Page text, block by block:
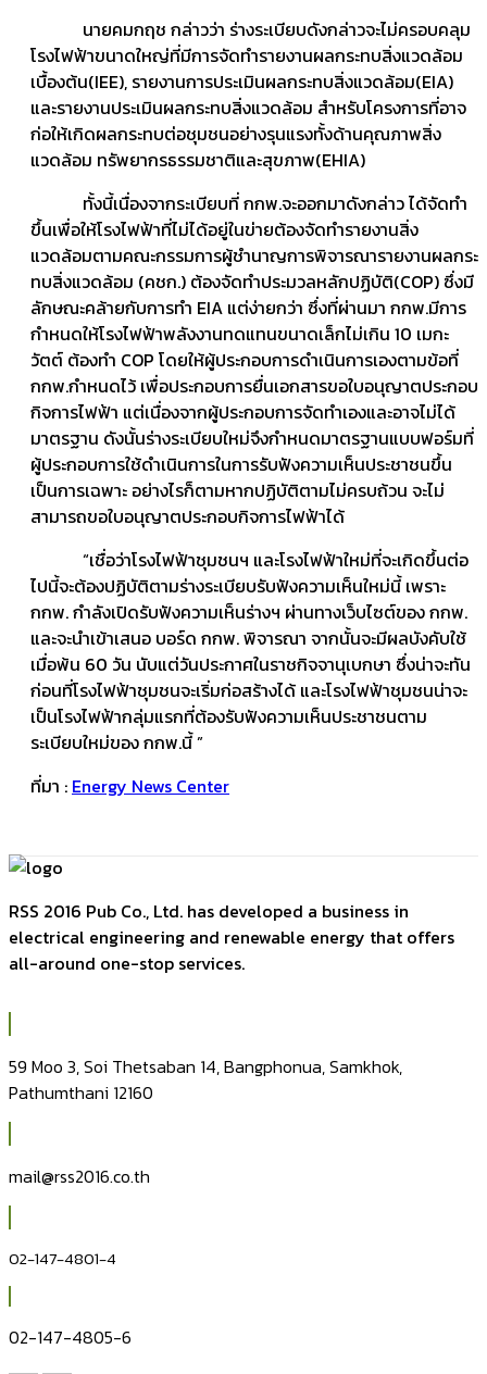
นายคมกฤช กล่าวว่า ร่างระเบียบดังกล่าวจะไม่ครอบคลุม
โรงไฟฟ้าขนาดใหญ่ที่มีการจัดทำรายงานผลกระทบสิ่งแวดล้อม
เบื้องต้น(IEE), รายงานการประเมินผลกระทบสิ่งแวดล้อม(EIA)
และรายงานประเมินผลกระทบสิ่งแวดล้อม สำหรับโครงการที่อาจ
ก่อให้เกิดผลกระทบต่อชุมชนอย่างรุนแรงทั้งด้านคุณภาพสิ่ง
แวดล้อม ทรัพยากรธรรมชาติและสุขภาพ(EHIA)
ทั้งนี้เนื่องจากระเบียบที่ กกพ.จะออกมาดังกล่าว ได้จัดทำ
ขึ้นเพื่อให้โรงไฟฟ้าที่ไม่ได้อยู่ในข่ายต้องจัดทำรายงานสิ่ง
แวดล้อมตามคณะกรรมการผู้ชำนาญการพิจารณารายงานผลกระ
ทบสิ่งแวดล้อม (คชก.) ต้องจัดทำประมวลหลักปฏิบัติ(COP) ซึ่งมี
ลักษณะคล้ายกับการทำ EIA แต่ง่ายกว่า ซึ่งที่ผ่านมา กกพ.มีการ
กำหนดให้โรงไฟฟ้าพลังงานทดแทนขนาดเล็กไม่เกิน 10 เมกะ
วัตต์ ต้องทำ COP โดยให้ผู้ประกอบการดำเนินการเองตามข้อที่
กกพ.กำหนดไว้ เพื่อประกอบการยื่นเอกสารขอใบอนุญาตประกอบ
กิจการไฟฟ้า แต่เนื่องจากผู้ประกอบการจัดทำเองและอาจไม่ได้
มาตรฐาน ดังนั้นร่างระเบียบใหม่จึงกำหนดมาตรฐานแบบฟอร์มที่
ผู้ประกอบการใช้ดำเนินการในการรับฟังความเห็นประชาชนขึ้น
เป็นการเฉพาะ อย่างไรก็ตามหากปฏิบัติตามไม่ครบถ้วน จะไม่
สามารถขอใบอนุญาตประกอบกิจการไฟฟ้าได้
“เชื่อว่าโรงไฟฟ้าชุมชนฯ และโรงไฟฟ้าใหม่ที่จะเกิดขึ้นต่อ
ไปนี้จะต้องปฏิบัติตามร่างระเบียบรับฟังความเห็นใหม่นี้ เพราะ
กกพ. กำลังเปิดรับฟังความเห็นร่างฯ ผ่านทางเว็บไซต์ของ กกพ.
และจะนำเข้าเสนอ บอร์ด กกพ. พิจารณา จากนั้นจะมีผลบังคับใช้
เมื่อพ้น 60 วัน นับแต่วันประกาศในราชกิจจานุเบกษา ซึ่งน่าจะทัน
ก่อนที่โรงไฟฟ้าชุมชนจะเริ่มก่อสร้างได้ และโรงไฟฟ้าชุมชนน่าจะ
เป็นโรงไฟฟ้ากลุ่มแรกที่ต้องรับฟังความเห็นประชาชนตาม
ระเบียบใหม่ของ กกพ.นี้ ”
ที่มา : Energy News Center
RSS 2016 Pub Co., Ltd. has developed a business in
electrical engineering and renewable energy that offers
all-around one-stop services.
59 Moo 3, Soi Thetsaban 14, Bangphonua, Samkhok,
Pathumthani 12160
mail@rss2016.co.th
02-147-4801-4
02-147-4805-6